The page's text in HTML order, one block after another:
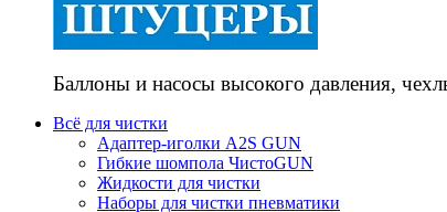
Баллоны и насосы высокого давления,
Всё для чистки
Адаптер-иголки A2S GUN
Гибкие шомпола ЧистоGUN
Жидкости для чистки
Наборы для чистки пневматики